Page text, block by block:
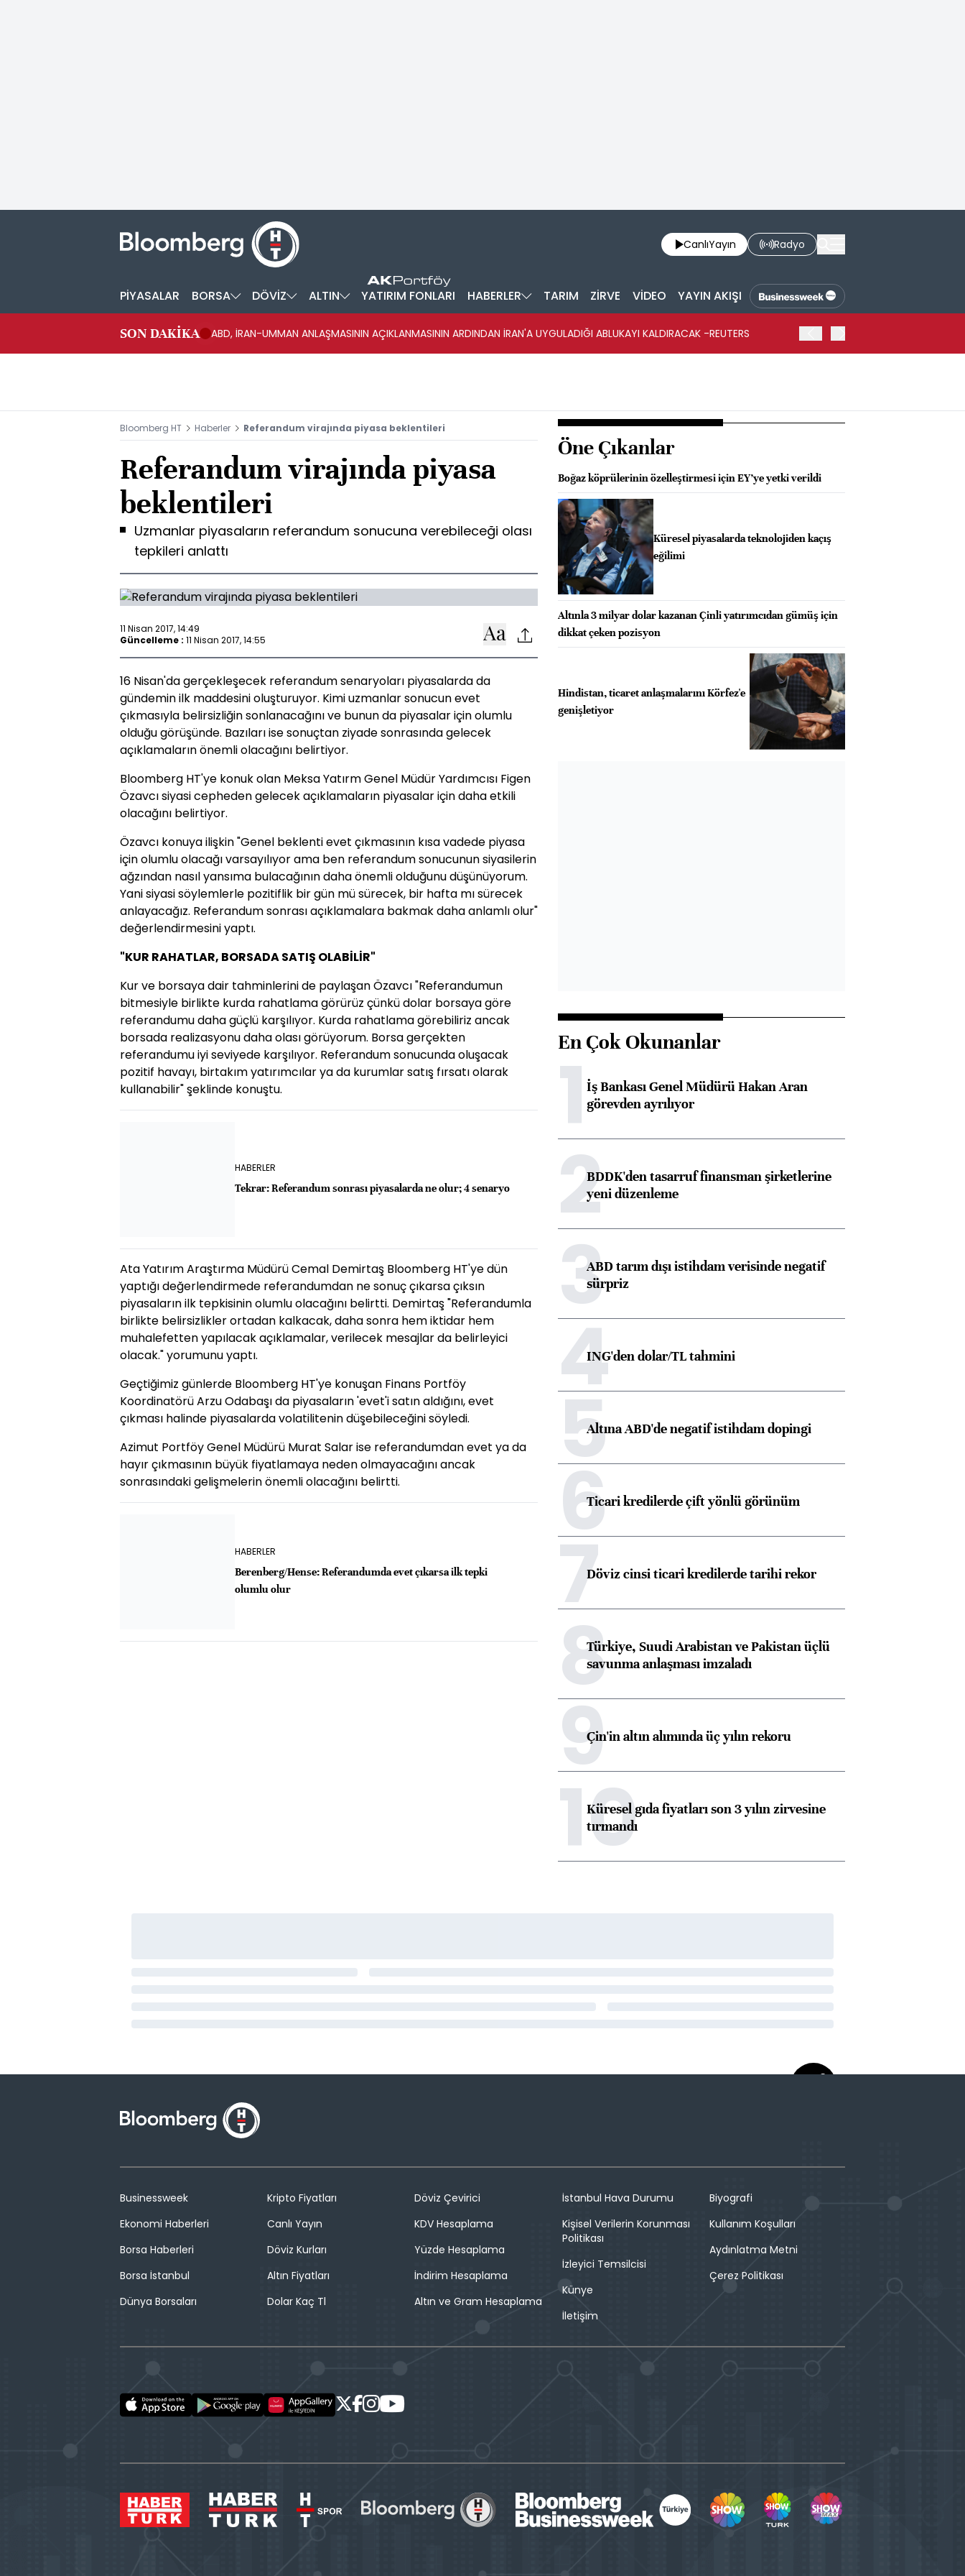
CanlıYayın Radyo
PİYASALAR BORSA DÖVİZ ALTIN YATIRIM FONLARI HABERLER TARIM ZİRVE VİDEO YAYIN AKIŞI
SON DAKİKA ABD, İRAN-UMMAN ANLAŞMASININ AÇIKLANMASININ ARDINDAN İRAN'A UYGULADIĞI ABLUKAYI KALDIRACAK -REUTERS
Bloomberg HT Haberler Referandum virajında piyasa beklentileri
Referandum virajında piyasa
beklentileri
Uzmanlar piyasaların referandum sonucuna verebileceği olası
tepkileri anlattı
11 Nisan 2017, 14:49
Güncelleme : 11 Nisan 2017, 14:55
16 Nisan'da gerçekleşecek referandum senaryoları piyasalarda da
gündemin ilk maddesini oluşturuyor. Kimi uzmanlar sonucun evet
çıkmasıyla belirsizliğin sonlanacağını ve bunun da piyasalar için olumlu
olduğu görüşünde. Bazıları ise sonuçtan ziyade sonrasında gelecek
açıklamaların önemli olacağını belirtiyor.
Bloomberg HT'ye konuk olan Meksa Yatırm Genel Müdür Yardımcısı Figen
Özavcı siyasi cepheden gelecek açıklamaların piyasalar için daha etkili
olacağını belirtiyor.
Özavcı konuya ilişkin "Genel beklenti evet çıkmasının kısa vadede piyasa
için olumlu olacağı varsayılıyor ama ben referandum sonucunun siyasilerin
ağzından nasıl yansıma bulacağının daha önemli olduğunu düşünüyorum.
Yani siyasi söylemlerle pozitiflik bir gün mü sürecek, bir hafta mı sürecek
anlayacağız. Referandum sonrası açıklamalara bakmak daha anlamlı olur"
değerlendirmesini yaptı.
"KUR RAHATLAR, BORSADA SATIŞ OLABİLİR"
Kur ve borsaya dair tahminlerini de paylaşan Özavcı "Referandumun
bitmesiyle birlikte kurda rahatlama görürüz çünkü dolar borsaya göre
referandumu daha güçlü karşılıyor. Kurda rahatlama görebiliriz ancak
borsada realizasyonu daha olası görüyorum. Borsa gerçekten
referandumu iyi seviyede karşılıyor. Referandum sonucunda oluşacak
pozitif havayı, birtakım yatırımcılar ya da kurumlar satış fırsatı olarak
kullanabilir" şeklinde konuştu.
HABERLER
Tekrar: Referandum sonrası piyasalarda ne olur; 4 senaryo
Ata Yatırım Araştırma Müdürü Cemal Demirtaş Bloomberg HT'ye dün
yaptığı değerlendirmede referandumdan ne sonuç çıkarsa çıksın
piyasaların ilk tepkisinin olumlu olacağını belirtti. Demirtaş "Referandumla
birlikte belirsizlikler ortadan kalkacak, daha sonra hem iktidar hem
muhalefetten yapılacak açıklamalar, verilecek mesajlar da belirleyici
olacak." yorumunu yaptı.
Geçtiğimiz günlerde Bloomberg HT'ye konuşan Finans Portföy
Koordinatörü Arzu Odabaşı da piyasaların 'evet'i satın aldığını, evet
çıkması halinde piyasalarda volatilitenin düşebileceğini söyledi.
Azimut Portföy Genel Müdürü Murat Salar ise referandumdan evet ya da
hayır çıkmasının büyük fiyatlamaya neden olmayacağını ancak
sonrasındaki gelişmelerin önemli olacağını belirtti.
HABERLER
Berenberg/Hense: Referandumda evet çıkarsa ilk tepki
olumlu olur
Öne Çıkanlar
Boğaz köprülerinin özelleştirmesi için EY’ye yetki verildi
Küresel piyasalarda teknolojiden kaçış
eğilimi
Altınla 3 milyar dolar kazanan Çinli yatırımcıdan gümüş için
dikkat çeken pozisyon
Hindistan, ticaret anlaşmalarını Körfez'e
genişletiyor
En Çok Okunanlar
1İş Bankası Genel Müdürü Hakan Aran
görevden ayrılıyor
2BDDK'den tasarruf finansman şirketlerine
yeni düzenleme
3ABD tarım dışı istihdam verisinde negatif
sürpriz
4ING'den dolar/TL tahmini
5Altına ABD'de negatif istihdam dopingi
6Ticari kredilerde çift yönlü görünüm
7Döviz cinsi ticari kredilerde tarihi rekor
8Türkiye, Suudi Arabistan ve Pakistan üçlü
savunma anlaşması imzaladı
9Çin'in altın alımında üç yılın rekoru
10
Küresel gıda fiyatları son 3 yılın zirvesine
tırmandı
Businessweek
Ekonomi Haberleri
Borsa Haberleri
Borsa İstanbul
Dünya Borsaları
Kripto Fiyatları
Canlı Yayın
Döviz Kurları
Altın Fiyatları
Dolar Kaç Tl
Döviz Çevirici
KDV Hesaplama
Yüzde Hesaplama
İndirim Hesaplama
Altın ve Gram Hesaplama
İstanbul Hava Durumu
Kişisel Verilerin Korunması
Politikası
İzleyici Temsilcisi
Künye
İletişim
Biyografi
Kullanım Koşulları
Aydınlatma Metni
Çerez Politikası